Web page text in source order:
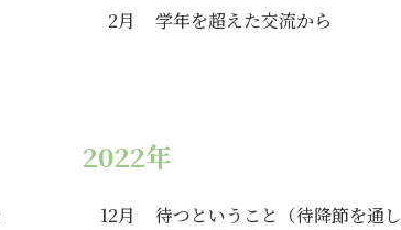
2月
学年を超えた交流から
2022年
12月
待つということ（待降節を通し